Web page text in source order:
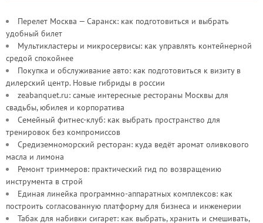
Перелет Москва — Саранск: как подготовиться и выбрать
удобный билет
Мультикластеры и микросервисы: как управлять контейнерной
средой спокойнее
Покупка и обслуживание авто: как подготовиться к визиту в
дилерский центр. Новые гибриды в россии
zeabanquet.ru: самые интересные рестораны Москвы для
свадьбы, юбилея и корпоратива
Семейный фитнес-клуб: как выбрать пространство для
тренировок без компромиссов
Средиземноморский ресторан: куда ведёт аромат оливкового
масла и лимона
Ремонт триммеров: практический гид по возвращению
инструмента в строй
Единая линейка программно-аппаратных комплексов: как
построить согласованную платформу для бизнеса и инженерии
Табак для набивки сигарет: как выбрать, хранить и смешивать,